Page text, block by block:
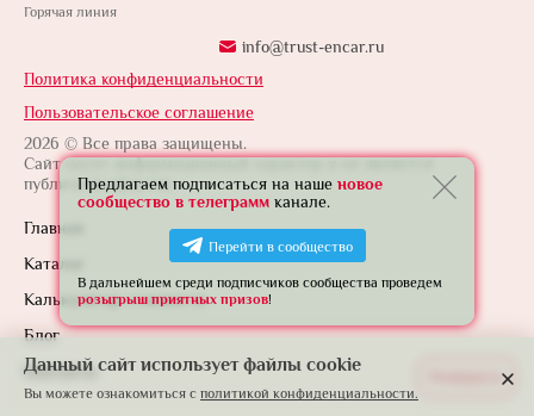
Политика конфиденциальности
Пользовательское соглашение
2026 © Все права защищены.
Сайт носит информационный характер и не является
публичной офертой.
Главная
Каталог
Калькулятор стоимости
Блог
Контакты
Горячая линия
info@trust-encar.ru
Данный сайт использует файлы cookie
Вы можете ознакомиться с политикой конфиденциальности.
Предлагаем подписаться на наше новое
сообщество в телеграмм канале.
Перейти в сообщество
В дальнейшем среди подписчиков сообщества проведем
розыгрыш приятных призов!
Развернуть